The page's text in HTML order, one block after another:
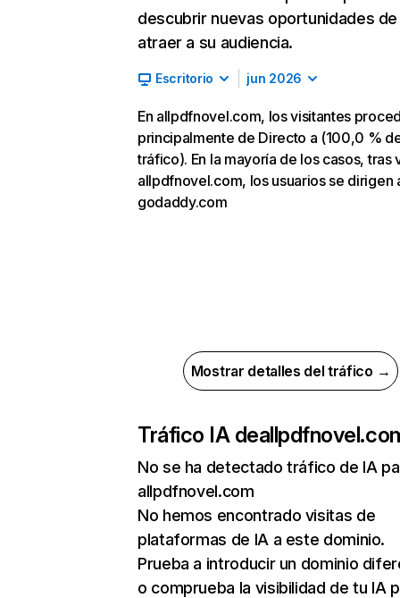
descubrir nuevas oportunidades de
atraer a su audiencia.
Escritorio jun 2026
En allpdfnovel.com, los visitantes
principalmente de Directo a (100,0 %
tráfico). En la mayoría de los casos, tras
allpdfnovel.com, los usuarios se dirigen
godaddy.com
Mostrar detalles del tráfico →
Tráfico IA de
No se ha detectado tráfico de IA
allpdfnovel.com
No hemos encontrado visitas de
plataformas de IA a este dominio.
Prueba a introducir un dominio
o comprueba la visibilidad de tu IA